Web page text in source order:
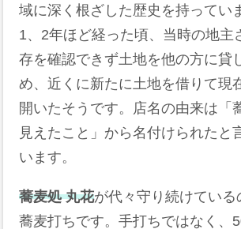
域に深く根ざした歴史を持ってい
1、2年ほど経った頃、当時の地主
存を確認できず土地を他の方に貸
め、近くに新たに土地を借りて現
開いたそうです。店名の由来は「
見えたこと」から名付けられたと
います。
蕎麦処 丸花が代々守り続けている
蕎麦打ちです。手打ちではなく、